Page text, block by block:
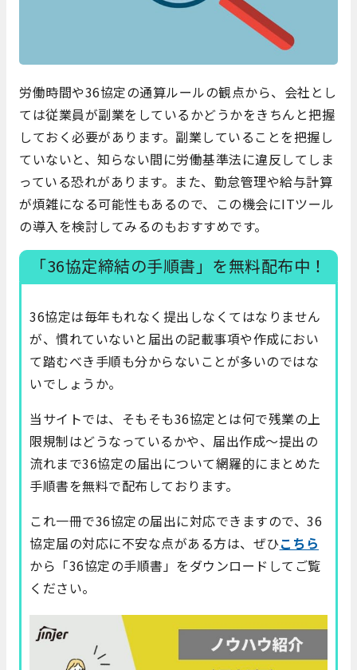
労働時間や36協定の通算ルールの観点から、会社とし
ては従業員が副業をしているかどうかをきちんと把握
しておく必要があります。副業していることを把握し
ていないと、知らない間に労働基準法に違反してしま
っている恐れがあります。また、勤怠管理や給与計算
が煩雑になる可能性もあるので、この機会にITツール
の導入を検討してみるのもおすすめです。
「36協定締結の手順書」を無料配布中！
36協定は毎年もれなく提出しなくてはなりません
が、慣れていないと届出の記載事項や作成におい
て踏むべき手順も分からないことが多いのではな
いでしょうか。
当サイトでは、そもそも36協定とは何で残業の上
限規制はどうなっているかや、届出作成～提出の
流れまで36協定の届出について網羅的にまとめた
手順書を無料で配布しております。
これ一冊で36協定の届出に対応できますので、36
協定届の対応に不安な点がある方は、ぜひこちら
から「36協定の手順書」をダウンロードしてご覧
ください。